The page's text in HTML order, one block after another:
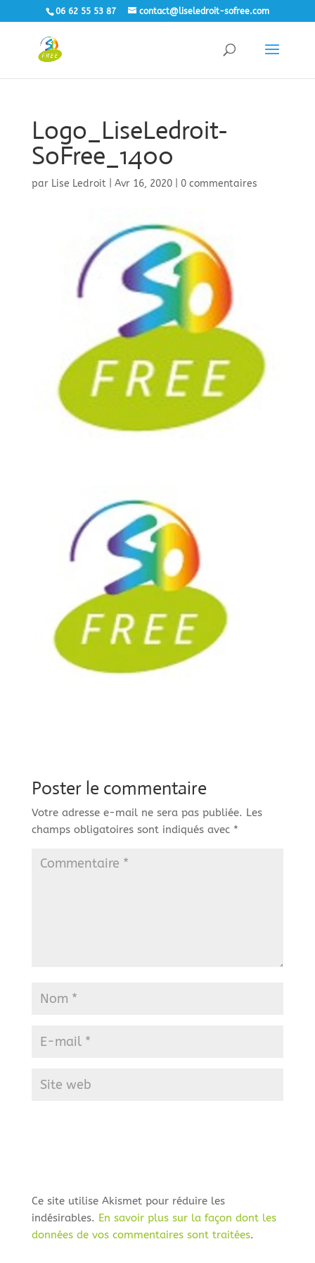
06 62 55 53 87 contact@liseledroit-sofree.com
Logo_LiseLedroit-
SoFree_1400
par Lise Ledroit| Avr 16, 2020| 0 commentaires
Poster le commentaire
Votre adresse e-mail ne sera pas publiée. Les
champs obligatoires sont indiqués avec *
Ce site utilise Akismet pour réduire les
indésirables. En savoir plus sur la façon dont les
données de vos commentaires sont traitées.